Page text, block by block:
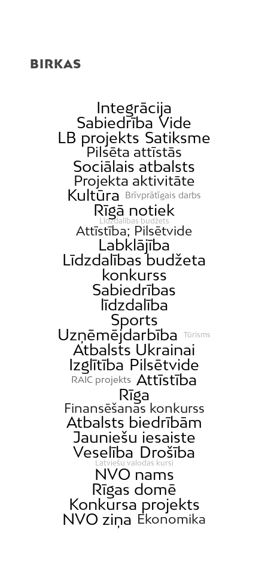
BIRKAS
Integrācija
Sabiedrība Vide
LB projekts Satiksme
Pilsēta attīstās
Sociālais atbalsts
Projekta aktivitāte
Kultūra Brīvprātīgais darbs
Rīgā notiek
Līdzdalības budžets
Attīstība; Pilsētvide
Labklājība
Līdzdalības budžeta
konkurss
Sabiedrības
līdzdalība
Sports
Uzņēmējdarbība
Tūrisms
Atbalsts Ukrainai
Izglītība Pilsētvide
RAIC projekts Attīstība
Rīga
Finansēšanas konkurss
Atbalsts biedrībām
Jauniešu iesaiste
Veselība Drošība
Latviešu valodas kursi
NVO nams
Rīgas domē
Konkursa projekts
NVO ziņa Ekonomika